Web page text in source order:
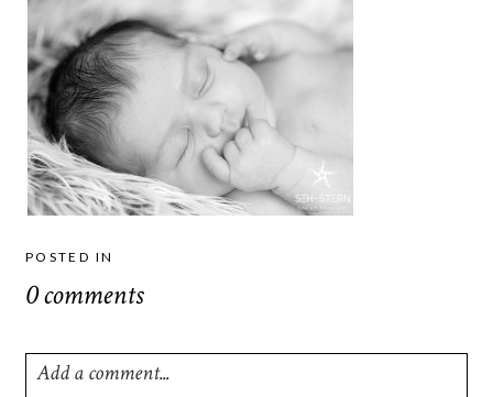
POSTED IN
0 comments
Add a comment...